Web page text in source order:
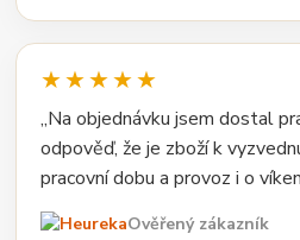
★★★★★
„Na objednávku jsem dostal
odpověď, že je zboží k
pracovní dobu a provoz i o
Ověřený zákazník